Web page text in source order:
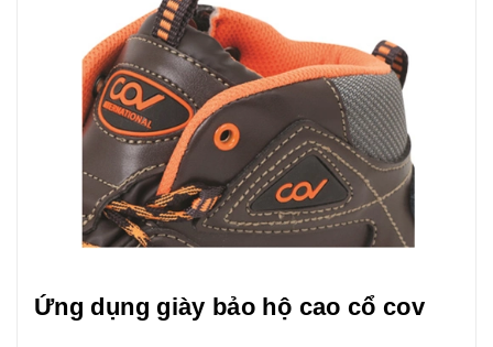
Ứng dụng giày bảo hộ cao cổ cov